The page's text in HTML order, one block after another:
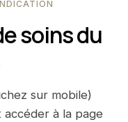
soins du
sur mobile)
à la page